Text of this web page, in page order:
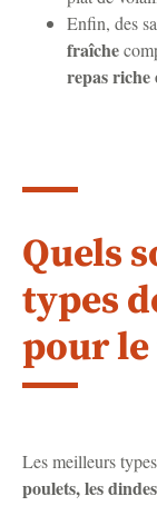
Enfin, des
fraîche
repas riche
Quels
types
pour le
Les meilleurs
poulets, les